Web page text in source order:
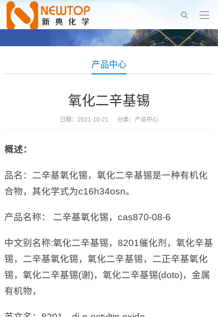
产品中心
氧化二辛基锡
日期：2021-10-21 分类： 产品中心
概述：
品名：二辛基氧化锡，氧化二辛基锡是一种有机化
合物，其化学式为c16h34osn。
产品名称： 二辛基氧化锡，cas870-08-6
中文别名称:氧化二辛基锡，8201催化剂，氧化辛基
锡，二辛基氧化锡，氧化二辛基锡，二正辛基氧化
锡，氧化二辛基锡(谢)，氧化二辛基锡(doto)，金属
有机物，